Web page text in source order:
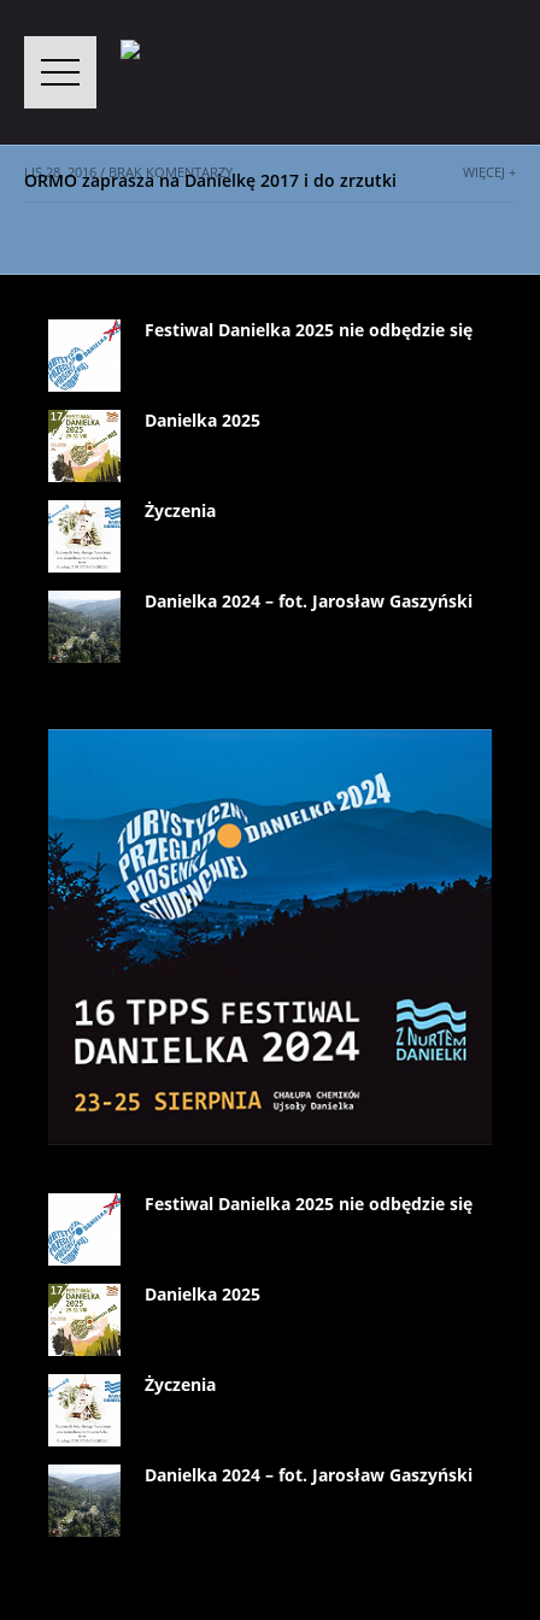
ORMO zaprasza na Danielkę 2017 i do zrzutki
LIS 28, 2016 / BRAK KOMENTARZY WIĘCEJ +
Festiwal Danielka 2025 nie odbędzie się
Danielka 2025
Życzenia
Danielka 2024 – fot. Jarosław Gaszyński
Festiwal Danielka 2025 nie odbędzie się
Danielka 2025
Życzenia
Danielka 2024 – fot. Jarosław Gaszyński